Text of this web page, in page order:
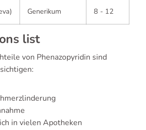
Generikum 8 - 12
list
von Phenazopyridin sind
in vielen Apotheken